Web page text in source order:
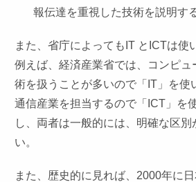
報伝達を重視した技術を説明す
また、省庁によってもIT とICTは使
例えば、経済産業省では、コンピ
術を扱うことが多いので「IT」を使
通信産業を担当するので「ICT」を
し、両者は一般的には、明確な区別
い。
また、歴史的に見れば、2000年に